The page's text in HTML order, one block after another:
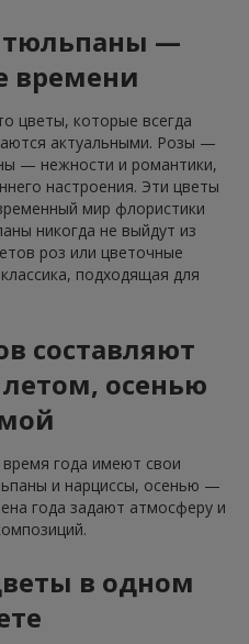
—
времени
цветы, которые всегда
актуальными. Розы —
— нежности и романтики,
настроения. Эти цветы
мир флористики
никогда не выйдут из
роз или цветочные
подходящая для
составляют
осенью
года имеют свои
и нарциссы, осенью —
года задают атмосферу и
в одном